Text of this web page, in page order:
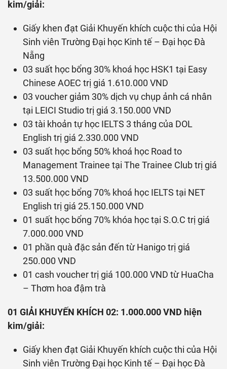
kim/giải:
Giấy khen đạt Giải Khuyến khích cuộc thi của Hội
Sinh viên Trường Đại học Kinh tế – Đại học Đà
Nẵng
03 suất học bổng 30% khoá học HSK1 tại Easy
Chinese AOEC trị giá 1.610.000 VND
03 voucher giảm 30% dịch vụ chụp ảnh cá nhân
tại LEICI Studio trị giá 3.150.000 VND
03 tài khoản tự học IELTS 3 tháng của DOL
English trị giá 2.330.000 VND
03 suất học bổng 50% khoá học Road to
Management Trainee tại The Trainee Club trị giá
13.500.000 VND
03 suất học bổng 70% khoá học IELTS tại NET
English trị giá 25.150.000 VND
01 suất học bổng 70% khóa học tại S.O.C trị giá
7.000.000 VND
01 phần quà đặc sản đến từ Hanigo trị giá
250.000 VND
01 cash voucher trị giá 100.000 VND từ HuaCha
– Thơm hoa đậm trà
01 GIẢI KHUYẾN KHÍCH 02: 1.000.000 VND hiện
kim/giải:
Giấy khen đạt Giải Khuyến khích cuộc thi của Hội
Sinh viên Trường Đại học Kinh tế – Đại học Đà